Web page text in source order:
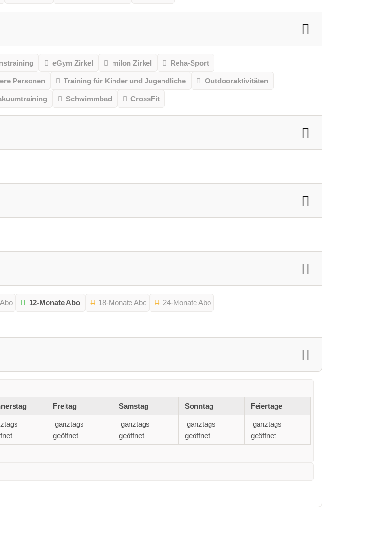
eGym Zirkel milon Zirkel Reha-Sport
Personen Training für Kinder und Jugendliche Outdooraktivitäten
Schwimmbad CrossFit
12-Monate Abo 18-Monate Abo 24-Monate Abo
Freitag Samstag Sonntag Feiertage
ganztags
geöffnet
ganztags
geöffnet
ganztags
geöffnet
ganztags
geöffnet